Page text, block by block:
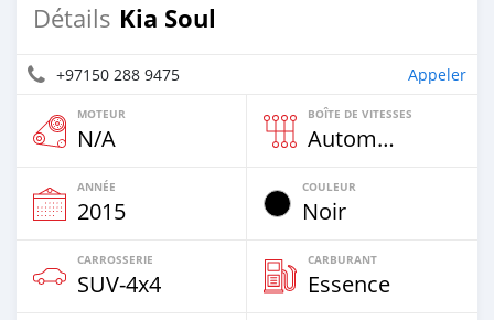
Détails Kia Soul
+97150 288 9475 Appeler
MOTEUR
N/A
BOÎTE DE VITESSES
Automatique
ANNÉE
2015
COULEUR
Noir
CARROSSERIE
SUV‒4x4
CARBURANT
Essence